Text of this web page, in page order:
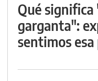
Qué significa
garganta":
sentimos esa